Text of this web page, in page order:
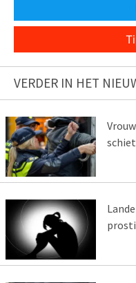
VERDER IN HET